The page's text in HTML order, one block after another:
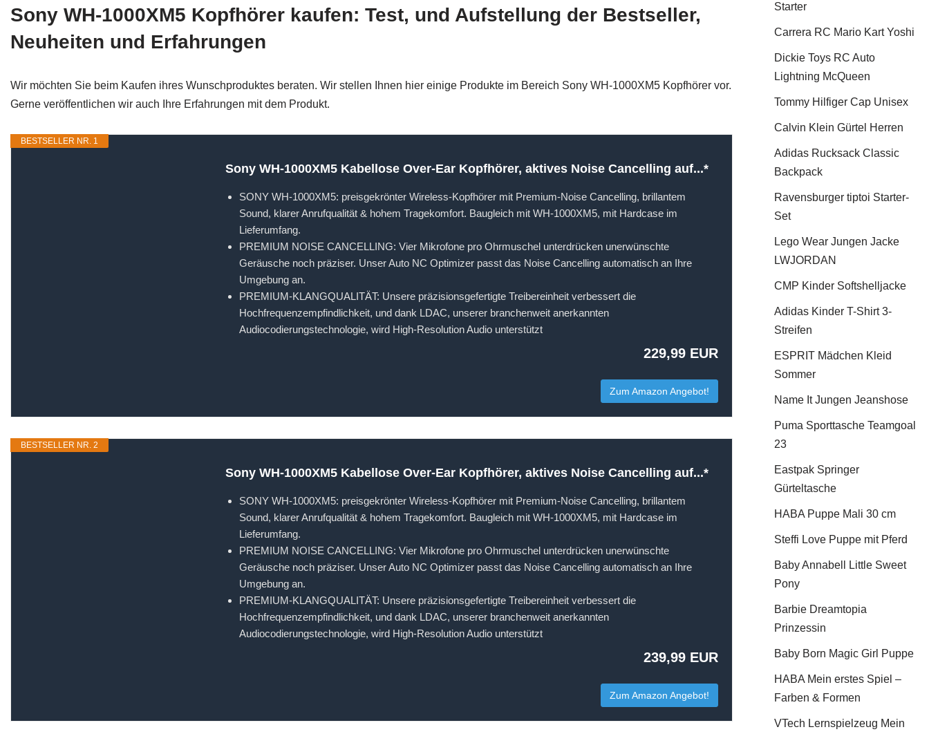
Sony WH-1000XM5 Kopfhörer kaufen: Test, und Aufstellung der Bestseller,
Neuheiten und Erfahrungen
Wir möchten Sie beim Kaufen ihres Wunschproduktes beraten. Wir stellen Ihnen hier einige Produkte im Bereich Sony WH-1000XM5 Kopfhörer vor.
Gerne veröffentlichen wir auch Ihre Erfahrungen mit dem Produkt.
BESTSELLER NR. 1
Sony WH-1000XM5 Kabellose Over-Ear Kopfhörer, aktives Noise Cancelling auf...*
SONY WH-1000XM5: preisgekrönter Wireless-Kopfhörer mit Premium-Noise Cancelling, brillantem
Sound, klarer Anrufqualität & hohem Tragekomfort. Baugleich mit WH-1000XM5, mit Hardcase im
Lieferumfang.
PREMIUM NOISE CANCELLING: Vier Mikrofone pro Ohrmuschel unterdrücken unerwünschte
Geräusche noch präziser. Unser Auto NC Optimizer passt das Noise Cancelling automatisch an Ihre
Umgebung an.
PREMIUM-KLANGQUALITÄT: Unsere präzisionsgefertigte Treibereinheit verbessert die
Hochfrequenzempfindlichkeit, und dank LDAC, unserer branchenweit anerkannten
Audiocodierungstechnologie, wird High-Resolution Audio unterstützt
229,99 EUR
Zum Amazon Angebot!
BESTSELLER NR. 2
Sony WH-1000XM5 Kabellose Over-Ear Kopfhörer, aktives Noise Cancelling auf...*
SONY WH-1000XM5: preisgekrönter Wireless-Kopfhörer mit Premium-Noise Cancelling, brillantem
Sound, klarer Anrufqualität & hohem Tragekomfort. Baugleich mit WH-1000XM5, mit Hardcase im
Lieferumfang.
PREMIUM NOISE CANCELLING: Vier Mikrofone pro Ohrmuschel unterdrücken unerwünschte
Geräusche noch präziser. Unser Auto NC Optimizer passt das Noise Cancelling automatisch an Ihre
Umgebung an.
PREMIUM-KLANGQUALITÄT: Unsere präzisionsgefertigte Treibereinheit verbessert die
Hochfrequenzempfindlichkeit, und dank LDAC, unserer branchenweit anerkannten
Audiocodierungstechnologie, wird High-Resolution Audio unterstützt
239,99 EUR
Zum Amazon Angebot!
Starter
Carrera RC Mario Kart Yoshi
Dickie Toys RC Auto
Lightning McQueen
Tommy Hilfiger Cap Unisex
Calvin Klein Gürtel Herren
Adidas Rucksack Classic
Backpack
Ravensburger tiptoi Starter-
Set
Lego Wear Jungen Jacke
LWJORDAN
CMP Kinder Softshelljacke
Adidas Kinder T-Shirt 3-
Streifen
ESPRIT Mädchen Kleid
Sommer
Name It Jungen Jeanshose
Puma Sporttasche Teamgoal
23
Eastpak Springer
Gürteltasche
HABA Puppe Mali 30 cm
Steffi Love Puppe mit Pferd
Baby Annabell Little Sweet
Pony
Barbie Dreamtopia
Prinzessin
Baby Born Magic Girl Puppe
HABA Mein erstes Spiel –
Farben & Formen
VTech Lernspielzeug Mein